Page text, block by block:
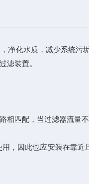
净化水质，减少系统
滤装置。
匹配，当过滤器流量
因此也应安装在靠近